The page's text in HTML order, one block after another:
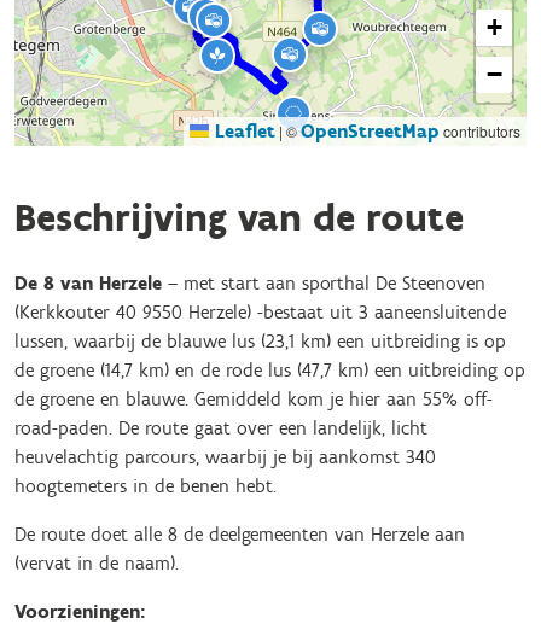
+
−
Leaflet|©OpenStreetMap contributors
Beschrijving van de route
De 8 van Herzele – met start aan sporthal De Steenoven
(Kerkkouter 40 9550 Herzele) -bestaat uit 3 aaneensluitende
lussen, waarbij de blauwe lus (23,1 km) een uitbreiding is op
de groene (14,7 km) en de rode lus (47,7 km) een uitbreiding op
de groene en blauwe. Gemiddeld kom je hier aan 55% off-
road-paden. De route gaat over een landelijk, licht
heuvelachtig parcours, waarbij je bij aankomst 340
hoogtemeters in de benen hebt.
De route doet alle 8 de deelgemeenten van Herzele aan
(vervat in de naam).
Voorzieningen: